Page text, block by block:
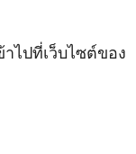
ไปที่เว็บไซต์ของ